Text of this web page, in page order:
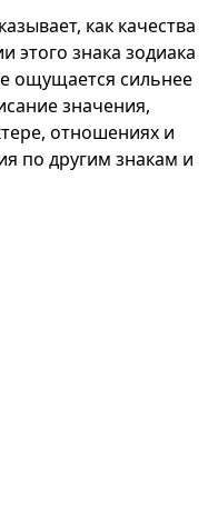
как качества
этого знака зодиака
ощущается сильнее
значения,
отношениях и
по другим знакам и